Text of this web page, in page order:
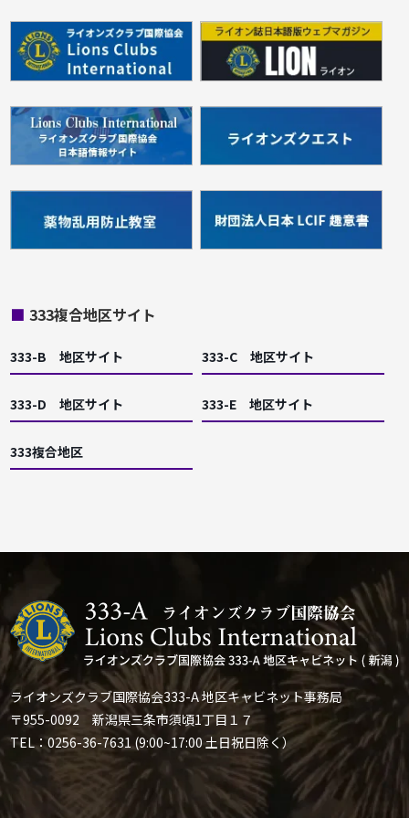
■ 333複合地区サイト
333-B 地区サイト 333-C 地区サイト
333-D 地区サイト 333-E 地区サイト
333複合地区
ライオンズクラブ国際協会333-A 地区キャビネット事務局
〒955-0092 新潟県三条市須頃1丁目１７
TEL：0256-36-7631 (9:00~17:00 土日祝日除く）